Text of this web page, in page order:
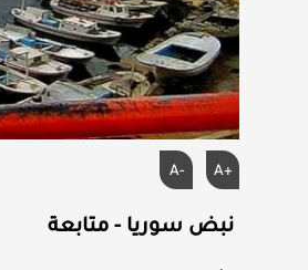
A+
A-
نبض سوريا - متابعة